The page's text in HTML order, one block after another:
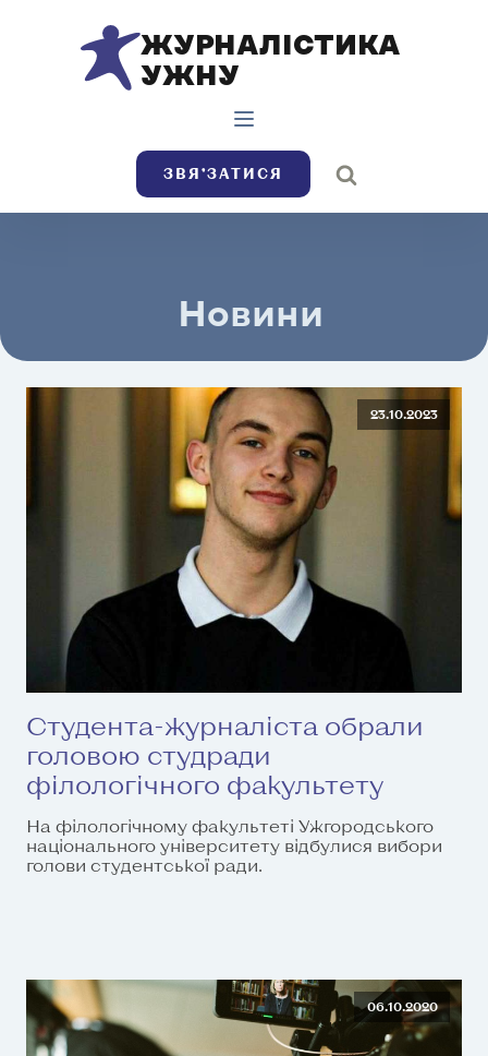
ЖУРНАЛІСТИКА
УЖНУ
ЗВЯ’ЗАТИСЯ
Новини
23.10.2023
Студента-журналіста обрали
головою студради
філологічного факультету
На філологічному факультеті Ужгородського
національного університету відбулися вибори
голови студентської ради.
06.10.2020